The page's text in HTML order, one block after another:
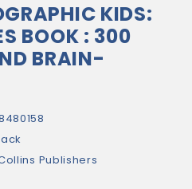
KIDS:
BOOK : 300
BRAIN-
Publishers